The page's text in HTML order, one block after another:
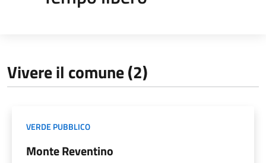
Vivere il comune (2)
VERDE PUBBLICO
Monte Reventino